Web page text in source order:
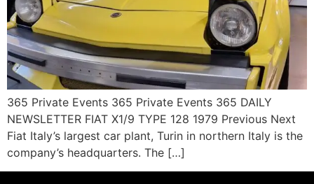
365 Private Events 365 Private Events 365 DAILY
NEWSLETTER FIAT X1/9 TYPE 128 1979 Previous Next
Fiat Italy’s largest car plant, Turin in northern Italy is the
company’s headquarters. The […]